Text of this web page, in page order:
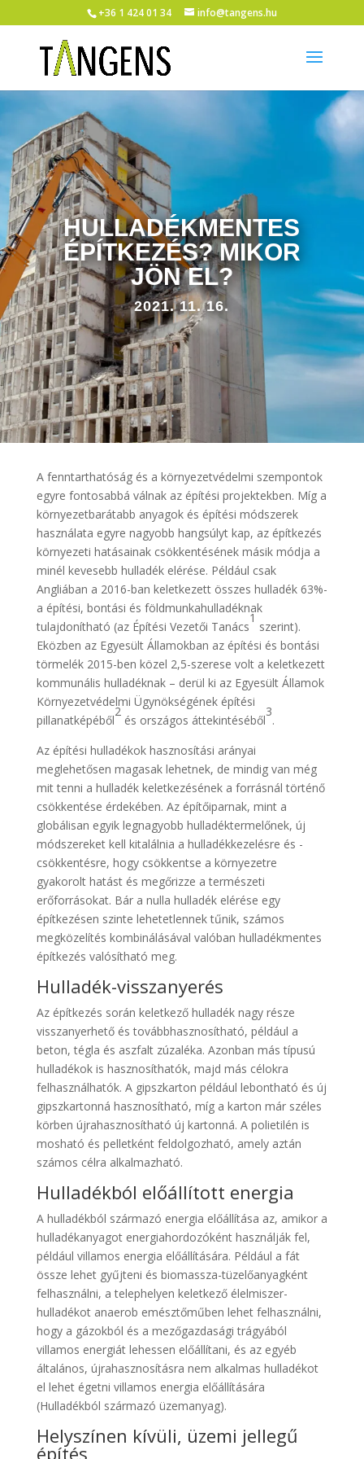
+36 1 424 01 34 info@tangens.hu
HULLADÉKMENTES
ÉPÍTKEZÉS? MIKOR
JÖN EL?
2021. 11. 16.
A fenntarthatóság és a környezetvédelmi szempontok
egyre fontosabbá válnak az építési projektekben. Míg a
környezetbarátabb anyagok és építési módszerek
használata egyre nagyobb hangsúlyt kap, az építkezés
környezeti hatásainak csökkentésének másik módja a
minél kevesebb hulladék elérése. Például csak
Angliában a 2016-ban keletkezett összes hulladék 63%-
a építési, bontási és földmunkahulladéknak
tulajdonítható (az Építési Vezetői Tanács
1
szerint).
Eközben az Egyesült Államokban az építési és bontási
törmelék 2015-ben közel 2,5-szerese volt a keletkezett
kommunális hulladéknak – derül ki az Egyesült Államok
Környezetvédelmi Ügynökségének építési
pillanatképéből
2
és országos áttekintéséből
3
.
Az építési hulladékok hasznosítási arányai
meglehetősen magasak lehetnek, de mindig van még
mit tenni a hulladék keletkezésének a forrásnál történő
csökkentése érdekében. Az építőiparnak, mint a
globálisan egyik legnagyobb hulladéktermelőnek, új
módszereket kell kitalálnia a hulladékkezelésre és -
csökkentésre, hogy csökkentse a környezetre
gyakorolt hatást és megőrizze a természeti
erőforrásokat. Bár a nulla hulladék elérése egy
építkezésen szinte lehetetlennek tűnik, számos
megközelítés kombinálásával valóban hulladékmentes
építkezés valósítható meg.
Hulladék-visszanyerés
Az építkezés során keletkező hulladék nagy része
visszanyerhető és továbbhasznosítható, például a
beton, tégla és aszfalt zúzaléka. Azonban más típusú
hulladékok is hasznosíthatók, majd más célokra
felhasználhatók. A gipszkarton például lebontható és új
gipszkartonná hasznosítható, míg a karton már széles
körben újrahasznosítható új kartonná. A polietilén is
mosható és pelletként feldolgozható, amely aztán
számos célra alkalmazható.
Hulladékból előállított energia
A hulladékból származó energia előállítása az, amikor a
hulladékanyagot energiahordozóként használják fel,
például villamos energia előállítására. Például a fát
össze lehet gyűjteni és biomassza-tüzelőanyagként
felhasználni, a telephelyen keletkező élelmiszer-
hulladékot anaerob emésztőműben lehet felhasználni,
hogy a gázokból és a mezőgazdasági trágyából
villamos energiát lehessen előállítani, és az egyéb
általános, újrahasznosításra nem alkalmas hulladékot
el lehet égetni villamos energia előállítására
(Hulladékból származó üzemanyag).
Helyszínen kívüli, üzemi jellegű
építés